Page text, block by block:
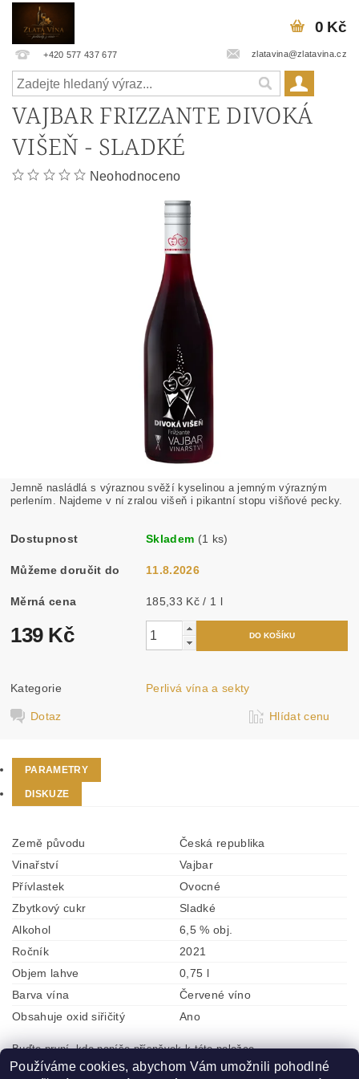
+420 577 437 677 zlatavina@zlatavina.cz
0 Kč
VAJBAR FRIZZANTE DIVOKÁ
VIŠEŇ - SLADKÉ
Neohodnoceno
Jemně nasládlá s výraznou svěží kyselinou a jemným výrazným
perlením. Najdeme v ní zralou višeň i pikantní stopu višňové pecky.
Dostupnost Skladem (1 ks)
Můžeme doručit do 11.8.2026
Měrná cena 185,33 Kč / 1 l
139 Kč
Kategorie Perlivá vína a sekty
Dotaz Hlídat cenu
PARAMETRY
DISKUZE
Země původu
Česká republika
Vinařství
Vajbar
Přívlastek
Ovocné
Zbytkový cukr
Sladké
Alkohol
6,5 % obj.
Ročník
2021
Objem lahve
0,75 l
Barva vína
Červené víno
Obsahuje oxid siřičitý
Ano
Buďte první, kdo napíše příspěvek k této položce.
Používáme cookies, abychom Vám umožnili pohodlné